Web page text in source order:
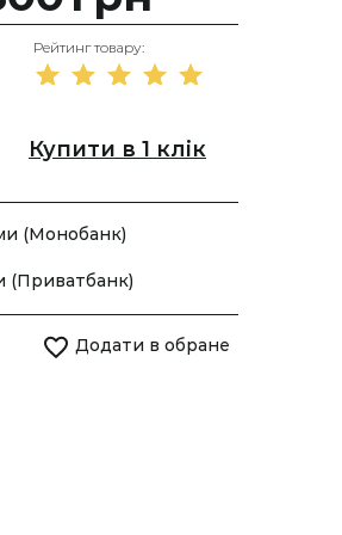
Рейтинг товару:
Купити в 1 клік
(Монобанк)
(Приватбанк)
Додати в обране